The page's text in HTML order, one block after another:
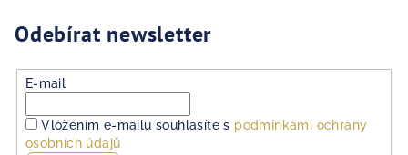
Odebírat newsletter
E-mail
Vložením e-mailu souhlasíte s podmínkami ochrany
osobních údajů